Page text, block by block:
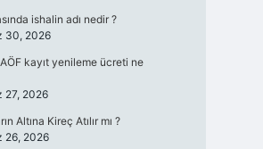
ishalin adı nedir ?
30, 2026
kayıt yenileme ücreti ne
27, 2026
Altına Kireç Atılır mı ?
26, 2026